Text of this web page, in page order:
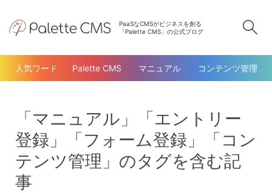
PaaSなCMSがビジネスを創る
「Palette CMS」の公式ブログ
人気ワード Palette CMS マニュアル コンテンツ管理
「マニュアル」「エントリー
登録」「フォーム登録」「コン
テンツ管理」のタグを含む記
事